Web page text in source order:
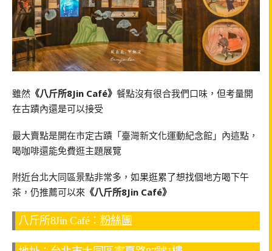
雖然 《八斤所8Jin Café》 餐點沒有很合我們口味，但考量開
在古蹟內還是可以接受
最大賣點是開在市定古蹟「臺灣新文化運動紀念館」內這點，
喝咖啡還能免費逛主題展覽
附近台北大同區景點非常多，如果逛累了想找個地方喝下午
茶，仍推薦可以來 《八斤所8Jin Café》
八斤所8Jin Café： 粉絲團